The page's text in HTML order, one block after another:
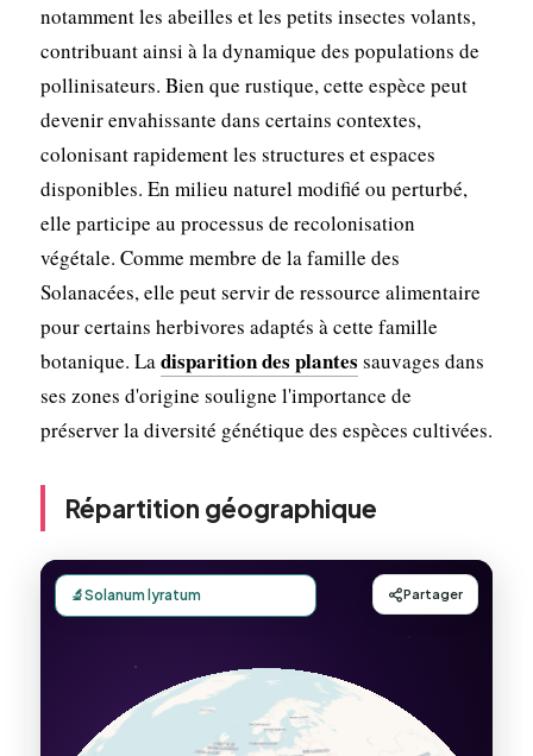
notamment les abeilles et les petits insectes volants,
contribuant ainsi à la dynamique des populations de
pollinisateurs. Bien que rustique, cette espèce peut
devenir envahissante dans certains contextes,
colonisant rapidement les structures et espaces
disponibles. En milieu naturel modifié ou perturbé,
elle participe au processus de recolonisation
végétale. Comme membre de la famille des
Solanacées, elle peut servir de ressource alimentaire
pour certains herbivores adaptés à cette famille
botanique. Ladisparition des plantes sauvages dans
ses zones d'origine souligne l'importance de
préserver la diversité génétique des espèces cultivées.
Répartition géographique